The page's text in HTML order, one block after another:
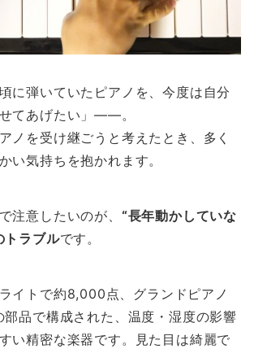
に弾いていたピアノを、今度は自分
てあげたい」——。
ノを受け継ごうと考えたとき、多く
い気持ちを抱かれます。
注意したいのが、 “長年動かしていな
トラブルです。
イトで約8,000点、グランドピアノ
部品で構成された、温度・湿度の影響
い精密な楽器です。見た目は綺麗で